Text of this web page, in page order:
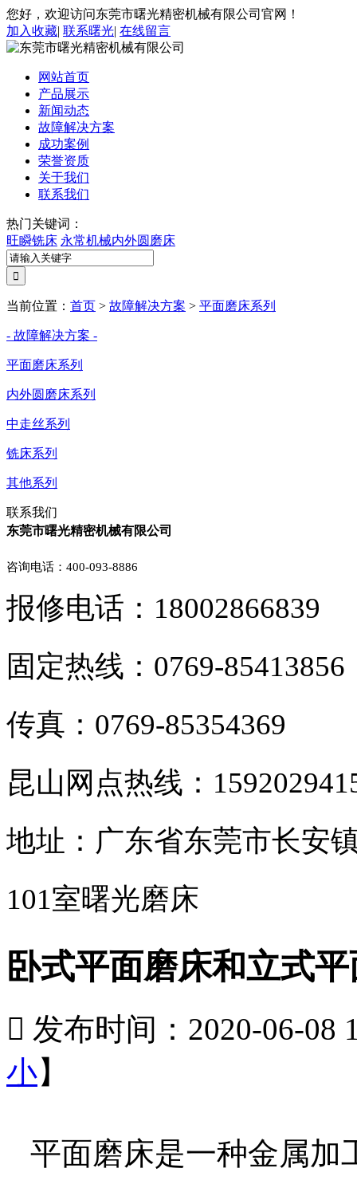
您好，欢迎访问东莞市曙光精密机械有限公司官网！
加入收藏| 联系曙光| 在线留言
网站首页
产品展示
新闻动态
故障解决方案
成功案例
荣誉资质
关于我们
联系我们
热门关键词：
旺瞬铣床 永常机械内外圆磨床
当前位置： 首页 > 故障解决方案 > 平面磨床系列
- 故障解决方案 -
平面磨床系列
内外圆磨床系列
中走丝系列
铣床系列
其他系列
联系我们
东莞市曙光精密机械有限公司
咨询电话：400-093-8886
报修电话：18002866839
固定热线：0769-85413856
传真：0769-85354369
昆山网点热线：
地址：广东省东莞市长安
101室曙光磨床
卧式平面磨床和立式
 发布时间：2020-06-08
小】
平面磨床是一种金属加